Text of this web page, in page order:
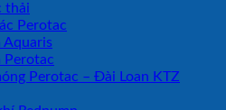
thải
Perotac
Aquaris
Perotac
Perotac – Đài Loan KTZ